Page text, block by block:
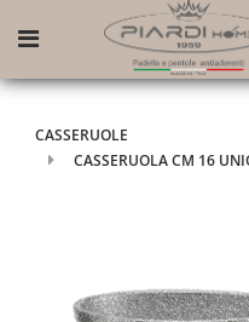
Open menu
CASSERUOLE
CASSERUOLA CM 16